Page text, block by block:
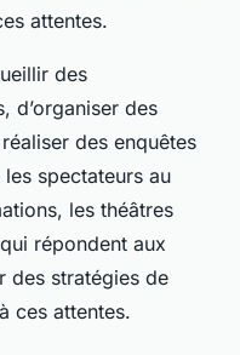
attentes.
des
d’organiser des
des enquêtes
spectateurs au
les théâtres
répondent aux
des stratégies de
ces attentes.